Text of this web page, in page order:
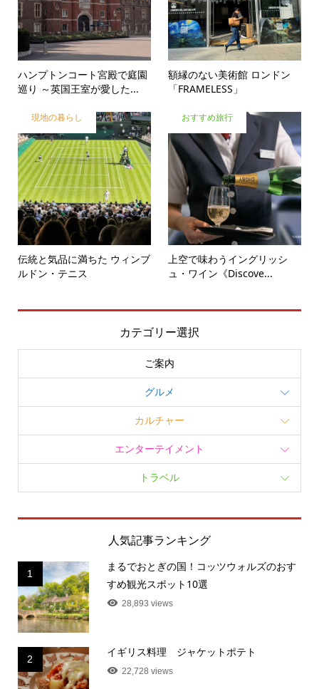
ハンプトンコート宮殿で庭園
巡り ～英国王室が愛した...
額縁のない美術館 ロンドン
「FRAMELESS」
現地の暮らし
伝統と気品に満ちた ウィンブ
ルドン・テニス
おすすめ旅行
上空で味わうイングリッシ
ュ・ワイン《Discove...
カテゴリー選択
ご案内
グルメ
カルチャー
エンターテイメント
トラベル
人気記事ランキング
1
まるでおとぎの国！コッツウォルズのおす
すめ観光スポット10選
28,893 views
2
イギリス料理 ジャケットポテト
22,728 views